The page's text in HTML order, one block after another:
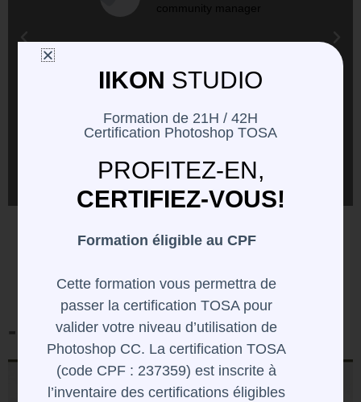
community manager
- PHOTOSHOPNiv2
IIKON STUDIO
Formation de 21H / 42H
Certification Photoshop TOSA
PROFITEZ-EN,
CERTIFIEZ-VOUS!
Formation éligible au CPF
Cette formation vous permettra de
passer la certification TOSA pour
valider votre niveau d’utilisation de
Photoshop CC. La certification TOSA
(code CPF : 237359) est inscrite à
l’inventaire des certifications éligibles